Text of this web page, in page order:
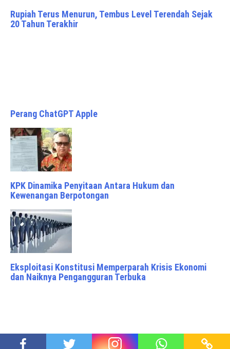
Rupiah Terus Menurun, Tembus Level Terendah Sejak
20 Tahun Terakhir
Perang ChatGPT Apple
KPK Dinamika Penyitaan Antara Hukum dan
Kewenangan Berpotongan
Eksploitasi Konstitusi Memperparah Krisis Ekonomi
dan Naiknya Pengangguran Terbuka